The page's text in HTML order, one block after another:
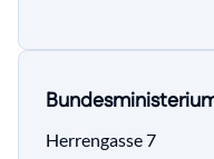
Herrengasse 7